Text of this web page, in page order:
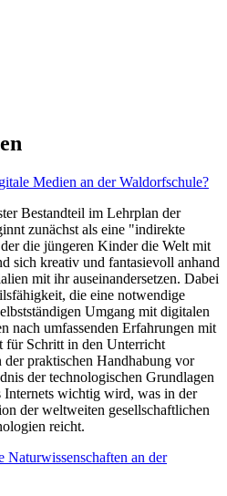
Medien an der Waldorfschule?
Bestandteil im Lehrplan der
zunächst als eine "indirekte
die jüngeren Kinder die Welt mit
sich kreativ und fantasievoll anhand
mit ihr auseinandersetzen. Dabei
die eine notwendige
Umgang mit digitalen
nach umfassenden Erfahrungen mit
für Schritt in den Unterricht
praktischen Handhabung vor
der technologischen Grundlagen
Internets wichtig wird, was in der
der weltweiten gesellschaftlichen
reicht.
Naturwissenschaften an der